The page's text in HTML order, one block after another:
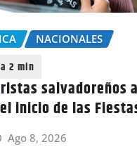
NACIONALES
salvadoreños
inicio de las
Ago 8, 2026